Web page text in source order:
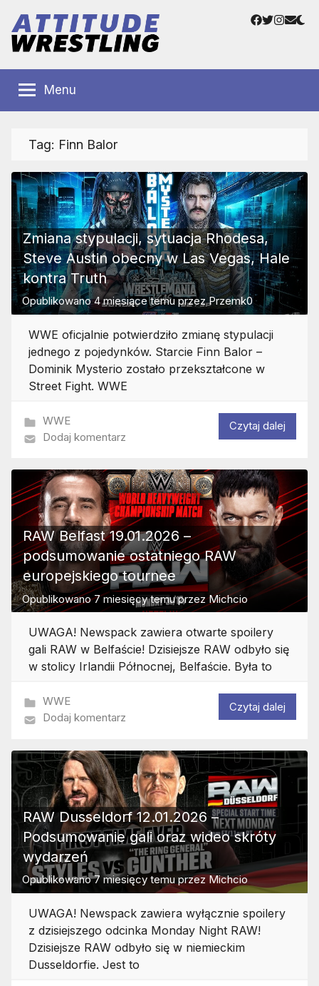
treści
Wrestling
Polska
Wrestlingu
Facebook
Twitter
Menu
Tag: Finn Balor
Zmiana stypulacji, sytuacja Rhodesa,
Steve Austin obecny w Las Vegas, Hale
kontra Truth
Opublikowano4 miesiące temuprzezPrzemk0
WWE oficjalnie potwierdziło zmianę stypulacji
jednego z pojedynków. Starcie Finn Balor –
Dominik Mysterio zostało przekształcone w
Street Fight. WWE
WWE
Dodaj komentarz
Czytaj dalej
RAW Belfast 19.01.2026 –
podsumowanie ostatniego RAW
europejskiego tournee
Opublikowano7 miesięcy temuprzezMichcio
UWAGA! Newspack zawiera otwarte spoilery
gali RAW w Belfaście! Dzisiejsze RAW odbyło się
w stolicy Irlandii Północnej, Belfaście. Była to
WWE
Dodaj komentarz
Czytaj dalej
RAW Dusseldorf 12.01.2026 –
Podsumowanie gali oraz wideo skróty
wydarzeń
Opublikowano7 miesięcy temu przez Michcio
UWAGA! Newspack zawiera wyłącznie spoilery
z dzisiejszego odcinka Monday Night RAW!
Dzisiejsze RAW odbyło się w niemieckim
Dusseldorfie. Jest to